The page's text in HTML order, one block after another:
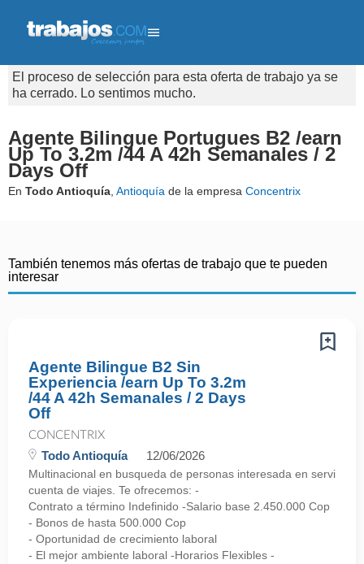
El proceso de selección para esta oferta de trabajo ya se
ha cerrado. Lo sentimos mucho.
Agente Bilingue Portugues B2 /earn
Up To 3.2m /44 A 42h Semanales / 2
Days Off
En Todo Antioquía Antioquía de la empresa Concentrix
También tenemos más ofertas de trabajo que te pueden
interesar
Agente Bilingue B2 Sin
Experiencia /earn Up To 3.2m
/44 A 42h Semanales / 2 Days
Off
CONCENTRIX
Todo Antioquía 12/06/2026
Multinacional en busqueda de personas interesada en servicio
cuenta de viajes. Te ofrecemos: -
Contrato a término Indefinido -Salario base 2.450.000 Cop
- Bonos de hasta 500.000 Cop
- Oportunidad de crecimiento laboral
- El mejor ambiente laboral -Horarios Flexibles -